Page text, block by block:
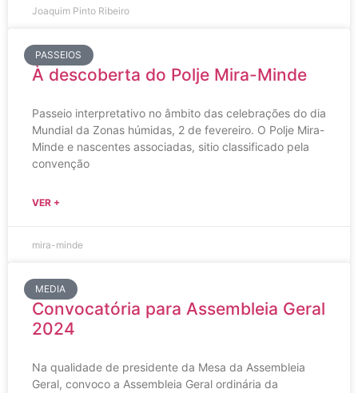
Joaquim Pinto Ribeiro
PASSEIOS
À descoberta do Polje Mira-Minde
Passeio interpretativo no âmbito das celebrações do dia
Mundial da Zonas húmidas, 2 de fevereiro. O Polje Mira-
Minde e nascentes associadas, sitio classificado pela
convenção
VER +
mira-minde
MEDIA
Convocatória para Assembleia Geral
2024
Na qualidade de presidente da Mesa da Assembleia
Geral, convoco a Assembleia Geral ordinária da